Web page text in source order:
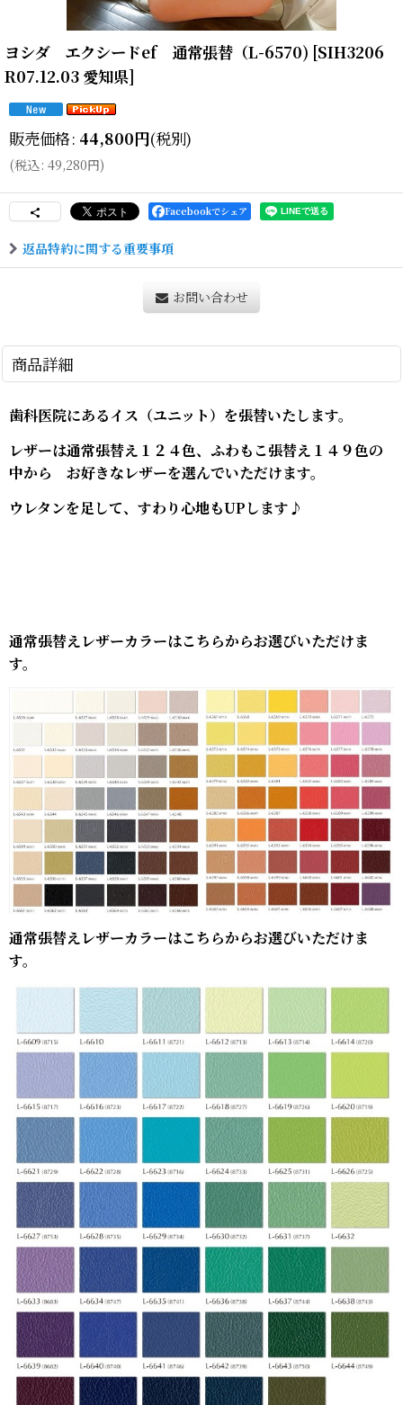
ヨシダ エクシードef 通常張替（L-6570) [SIH3206
R07.12.03 愛知県]
販売価格: 44,800円(税別)
(税込: 49,280円)
Facebookでシェア
返品特約に関する重要事項
お問い合わせ
商品詳細
歯科医院にあるイス（ユニット）を張替いたします。
レザーは通常張替え１２４色、ふわもこ張替え１４９色の
中から お好きなレザーを選んでいただけます。
ウレタンを足して、すわり心地もUPします♪
通常張替えレザーカラーはこちらからお選びいただけま
す。
通常張替えレザーカラーはこちらからお選びいただけま
す。